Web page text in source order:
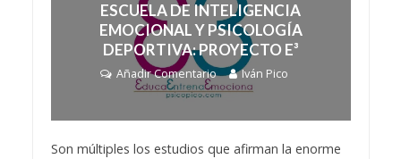
ESCUELA DE INTELIGENCIA
EMOCIONAL Y PSICOLOGÍA
DEPORTIVA: PROYECTO E³
Añadir Comentario Iván Pico
Son múltiples los estudios que afirman la enorme